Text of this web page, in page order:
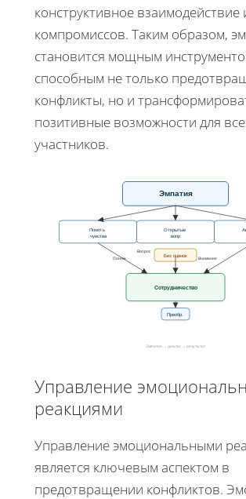
конструктивное взаимодействие
компромиссов. Таким образом,
становится мощным
способным не только
конфликты, но и
позитивные возможности для
участников.
Эмпатия
Понять
чувства
Открытые
вопр
Без оценок
Сотрудничество
Преобр.
Вопрос
Внимание
Поним.
Эмпатия → диалог → результат
Управление
реакциями
Управление эмоциональными
является ключевым аспектом в
предотвращении конфликтов.